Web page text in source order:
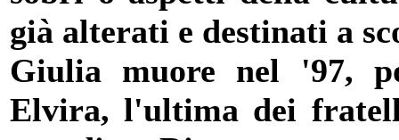
già alterati e destinati a
Giulia muore nel '97,
Elvira, l'ultima dei